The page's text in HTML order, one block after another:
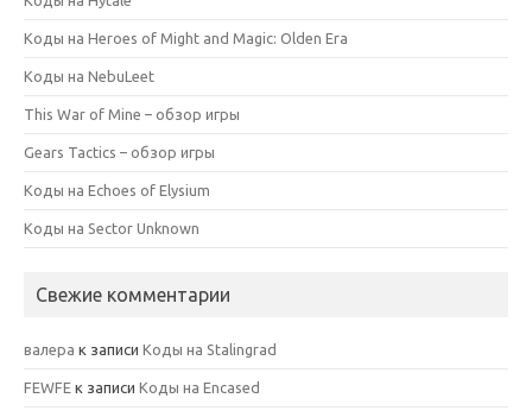
Коды на Heroes of Might and Magic: Olden Era
Коды на NebuLeet
This War of Mine – обзор игры
Gears Tactics – обзор игры
Коды на Echoes of Elysium
Коды на Sector Unknown
Свежие комментарии
валера к записи Коды на Stalingrad
FEWFE к записи Коды на Encased